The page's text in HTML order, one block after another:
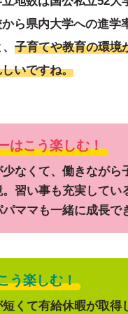
ら県内大学への進学
子育てや教育の環境
いですね。
はこう楽しむ！
なくて、働きながら
習い事も充実してい
ママも一緒に成長で
う楽しむ！
くて有給休暇が取得